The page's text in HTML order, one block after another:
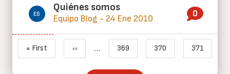
Quiénes somos
Equipo Blog - 24 Ene 2010 0
Paginación
Primera página
« First
Página anterior
‹‹ … Page
369
Page
370
Página
371